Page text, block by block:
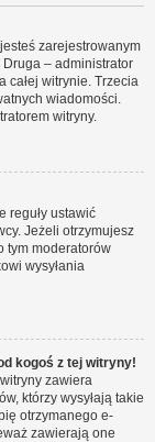
zarejestrowanym
– administrator
całej witrynie. Trzecia
wiadomości.
witryny.
reguły ustawić
Jeżeli otrzymujesz
tym moderatorów
wysyłania
kogoś z tej witryny!
zawiera
którzy wysyłają takie
otrzymanego e-
zawierają one